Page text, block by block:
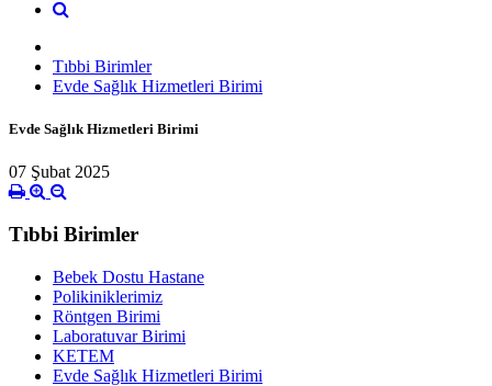
Tıbbi Birimler
Evde Sağlık Hizmetleri Birimi
Evde Sağlık Hizmetleri Birimi
07 Şubat 2025
Tıbbi Birimler
Bebek Dostu Hastane
Polikiniklerimiz
Röntgen Birimi
Laboratuvar Birimi
KETEM
Evde Sağlık Hizmetleri Birimi